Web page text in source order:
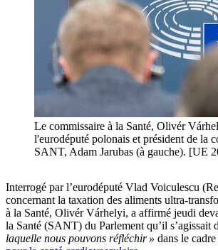
Le commissaire à la Santé, Olivér
l'eurodéputé polonais et président de la
SANT, Adam Jarubas (à gauche). [UE
Interrogé par l’eurodéputé Vlad Voiculescu
concernant la taxation des aliments ultra-
à la Santé, Olivér Várhelyi, a affirmé jeudi
la Santé (SANT) du Parlement qu’il s’agissait
laquelle nous pouvons réfléchir » dans le cadre